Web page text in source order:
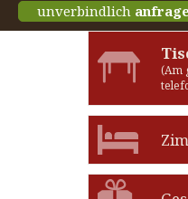
unverbindlich
(Am